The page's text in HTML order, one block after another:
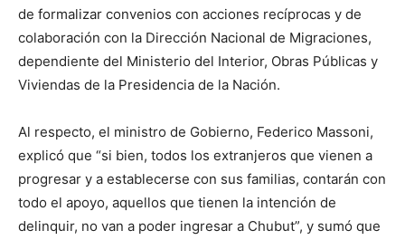
de formalizar convenios con acciones recíprocas y de
colaboración con la Dirección Nacional de Migraciones,
dependiente del Ministerio del Interior, Obras Públicas y
Viviendas de la Presidencia de la Nación.
Al respecto, el ministro de Gobierno, Federico Massoni,
explicó que “si bien, todos los extranjeros que vienen a
progresar y a establecerse con sus familias, contarán con
todo el apoyo, aquellos que tienen la intención de
delinquir, no van a poder ingresar a Chubut”, y sumó que